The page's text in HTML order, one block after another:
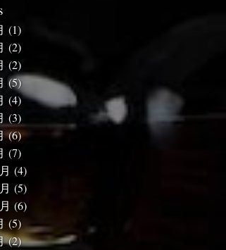
(1)
(2)
(2)
(5)
(4)
(3)
(6)
(7)
(4)
(5)
(6)
(5)
(2)